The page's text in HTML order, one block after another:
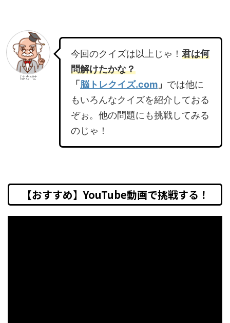
はかせ
今回のクイズは以上じゃ！ 君は何
問解けたかな？
「 脳トレクイズ.com 」 では他に
もいろんなクイズを紹介しておる
ぞぉ。他の問題にも挑戦してみる
のじゃ！
【おすすめ】YouTube動画で挑戦する！